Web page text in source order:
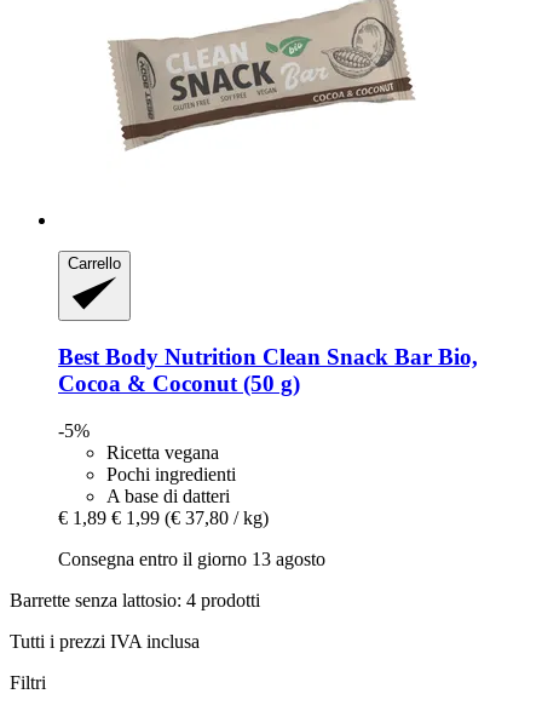
Carrello
Best Body Nutrition Clean Snack Bar Bio,
Cocoa & Coconut (50 g)
-5%
Ricetta vegana
Pochi ingredienti
A base di datteri
€ 1,89 € 1,99 (€ 37,80 / kg)
Consegna entro il giorno 13 agosto
Barrette senza lattosio: 4 prodotti
Tutti i prezzi IVA inclusa
Filtri